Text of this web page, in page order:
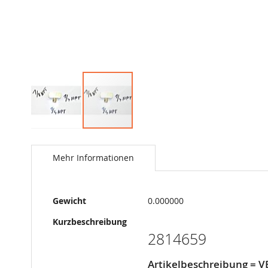
zum
AnfangMehr Informationen
Mehr
Informationen
Gewicht
0.000000
Kurzbeschreibung
2814659
Artikelbeschreibung =